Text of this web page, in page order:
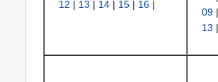
12 | 13 | 14 | 15 | 16 |
09
13